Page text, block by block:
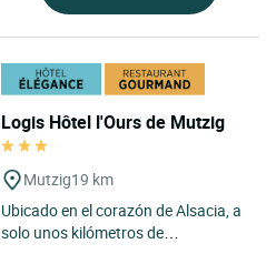
Logis Hôtel l'Ours de Mutzig
Mutzig19 km
Ubicado en el corazón de Alsacia, a
solo unos kilómetros de